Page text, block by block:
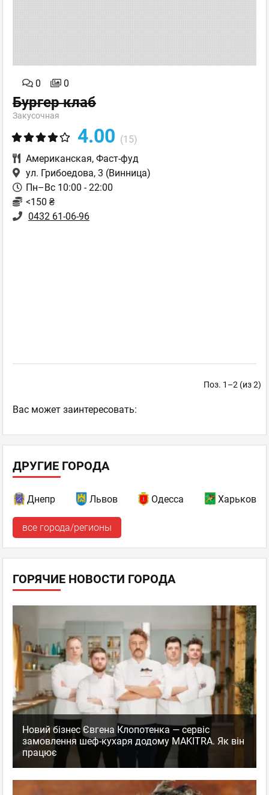
0 0
Бургер клаб
Закусочная
4.00 (15)
Американская, Фаст-фуд
ул. Грибоедова, 3 (Винница)
Пн–Вс 10:00 - 22:00
<150 ₴
0432 61-06-96
Поз. 1–2 (из 2)
Ваc может заинтересовать:
ДРУГИЕ ГОРОДА
Днепр Львов Одесса Харьков
все города/регионы
ГОРЯЧИЕ НОВОСТИ ГОРОДА
Новий бізнес Євгена Клопотенка — сервіс
замовлення шеф-кухаря додому MAKITRA. Як він
працює